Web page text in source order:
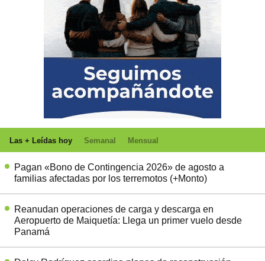
Las + Leídas hoy Semanal Mensual
Pagan «Bono de Contingencia 2026» de agosto a
familias afectadas por los terremotos (+Monto)
Reanudan operaciones de carga y descarga en
Aeropuerto de Maiquetía: Llega un primer vuelo desde
Panamá